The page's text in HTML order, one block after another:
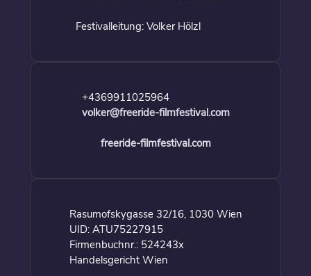
Festivalleitung: Volker Hölzl
+4369911025964
volker@freeride-filmfestival.com
freeride-filmfestival.com
Rasumofskygasse 32/16, 1030 Wien
UID: ATU75227915
Firmenbuchnr.: 524243x
Handelsgericht Wien